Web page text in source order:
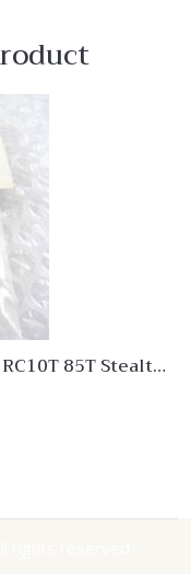
85T Stealth
RARE!